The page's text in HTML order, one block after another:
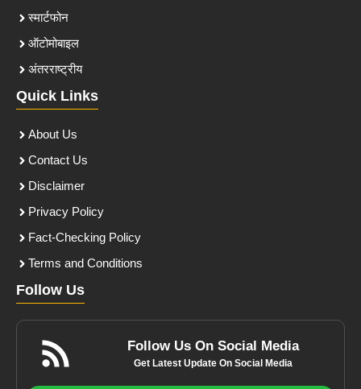
स्मार्टफोन
ऑटोमोबाइल
अंतरराष्ट्रीय
Quick Links
About Us
Contact Us
Disclaimer
Privacy Policy
Fact-Checking Policy
Terms and Conditions
Follow Us
Follow Us On Social Media
Get Latest Update On Social Media